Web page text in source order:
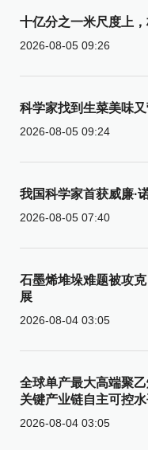
十亿分之一米尺度上
2026-08-05 09:26
科学家找到生菜美味
2026-08-05 09:24
我国科学家首获威廉·
2026-08-05 07:40
石墨烯堆垛难题被攻
展
2026-08-04 03:05
全球单产最大高端聚
关键产业链自主可控
2026-08-04 03:05